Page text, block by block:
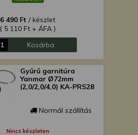
6 490 Ft / készlet
( 5 110 Ft + ÁFA )
Kosárba
Gyűrű garnitúra
Yanmar Ø72mm
(2,0/2,0/4,0) KA-PRS28
Normál szállítás
Nincs készleten